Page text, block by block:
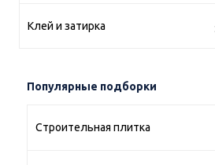
Клей и затирка
Популярные подборки
Строительная плитка